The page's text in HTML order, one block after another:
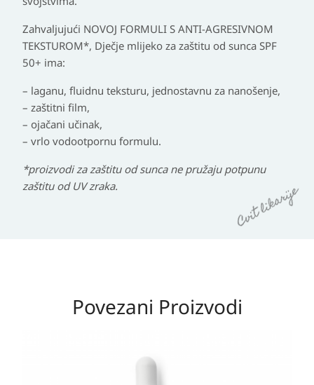
Zahvaljujući NOVOJ FORMULI S ANTI-AGRESIVNOM
TEKSTUROM*, Dječje mlijeko za zaštitu od sunca SPF
50+ ima:
– laganu, fluidnu teksturu, jednostavnu za nanošenje,
– zaštitni film,
– ojačani učinak,
– vrlo vodootpornu formulu.
*proizvodi za zaštitu od sunca ne pružaju potpunu
zaštitu od UV zraka.
Povezani Proizvodi